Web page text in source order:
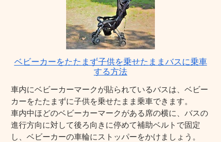
ベビーカーをたたまず子供を乗せたままバスに乗車
する方法
車内にベビーカーマークが貼られているバスは、ベビー
カーをたたまずに子供を乗せたまま乗車できます。
車内中ほどのベビーカーマークがある席の横に、バスの
進行方向に対して後ろ向きに停めて補助ベルトで固定
し、ベビーカーの車輪にストッパーをかけましょう。